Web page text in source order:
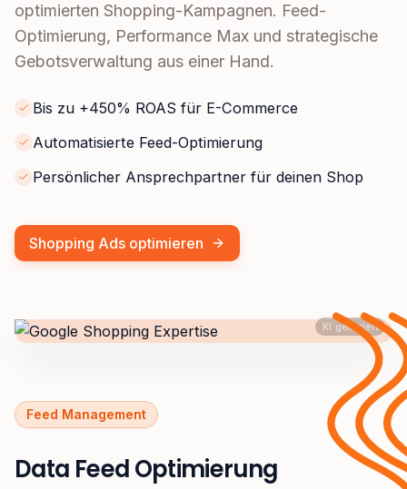
optimierten Shopping-Kampagnen. Feed-
Optimierung, Performance Max und strategische
Gebotsverwaltung aus einer Hand.
Bis zu +450% ROAS für E-Commerce
Automatisierte Feed-Optimierung
Persönlicher Ansprechpartner für deinen Shop
Shopping Ads optimieren
KI generiert
Feed Management
Data Feed Optimierung